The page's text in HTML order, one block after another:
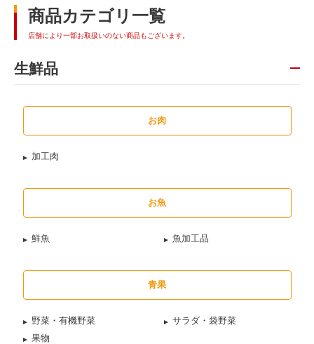
商品カテゴリ一覧
店舗により一部お取扱いのない商品もございます。
生鮮品
お肉
加工肉
お魚
鮮魚 魚加工品
青果
野菜・有機野菜
サラダ・袋野菜
果物